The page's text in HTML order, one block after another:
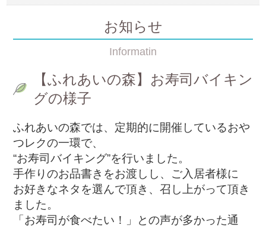
お知らせ
Informatin
【ふれあいの森】お寿司バイキン
グの様子
ふれあいの森では、定期的に開催しているおや
つレクの一環で、
“お寿司バイキング”を行いました。
手作りのお品書きをお渡しし、ご入居者様に
お好きなネタを選んで頂き、召し上がって頂き
ました。
「お寿司が食べたい！」との声が多かった通